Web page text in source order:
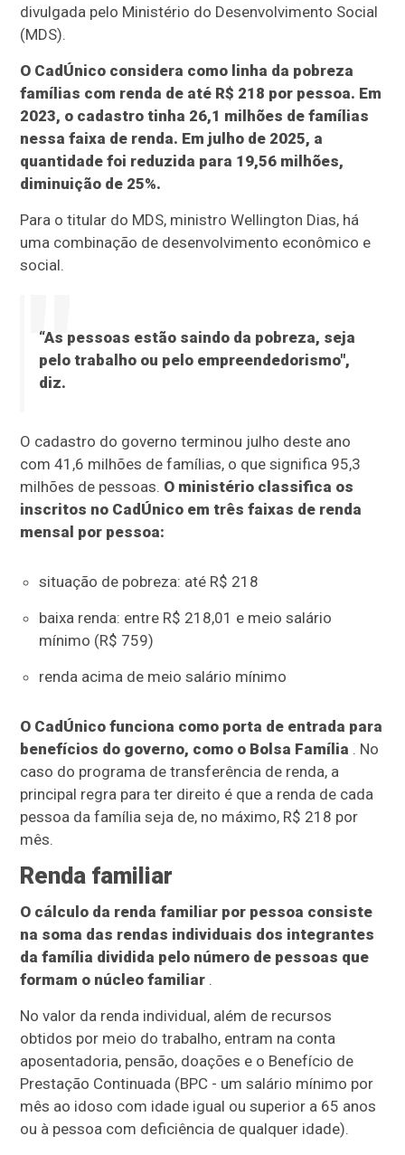
divulgada pelo Ministério do Desenvolvimento Social
(MDS).
O CadÚnico considera como linha da pobreza
famílias com renda de até R$ 218 por pessoa. Em
2023, o cadastro tinha 26,1 milhões de famílias
nessa faixa de renda. Em julho de 2025, a
quantidade foi reduzida para 19,56 milhões,
diminuição de 25%.
Para o titular do MDS, ministro Wellington Dias, há
uma combinação de desenvolvimento econômico e
social.
“As pessoas estão saindo da pobreza, seja
pelo trabalho ou pelo empreendedorismo",
diz.
O cadastro do governo terminou julho deste ano
com 41,6 milhões de famílias, o que significa 95,3
milhões de pessoas. O ministério classifica os
inscritos no CadÚnico em três faixas de renda
mensal por pessoa:
situação de pobreza: até R$ 218
baixa renda: entre R$ 218,01 e meio salário
mínimo (R$ 759)
renda acima de meio salário mínimo
O CadÚnico funciona como porta de entrada para
benefícios do governo, como o Bolsa Família . No
caso do programa de transferência de renda, a
principal regra para ter direito é que a renda de cada
pessoa da família seja de, no máximo, R$ 218 por
mês.
Renda familiar
O cálculo da renda familiar por pessoa consiste
na soma das rendas individuais dos integrantes
da família dividida pelo número de pessoas que
formam o núcleo familiar .
No valor da renda individual, além de recursos
obtidos por meio do trabalho, entram na conta
aposentadoria, pensão, doações e o Benefício de
Prestação Continuada (BPC - um salário mínimo por
mês ao idoso com idade igual ou superior a 65 anos
ou à pessoa com deficiência de qualquer idade).